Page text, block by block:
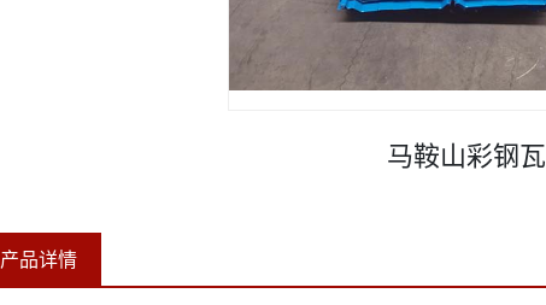
马鞍山彩钢瓦
产品详情